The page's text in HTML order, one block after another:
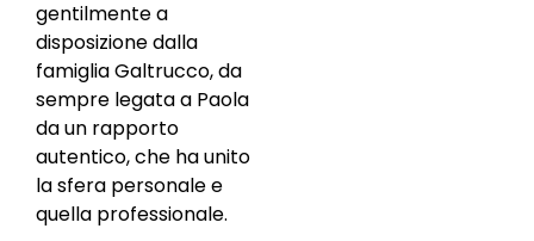
gentilmente a
disposizione dalla
famiglia Galtrucco, da
sempre legata a Paola
da un rapporto
autentico, che ha unito
la sfera personale e
quella professionale.